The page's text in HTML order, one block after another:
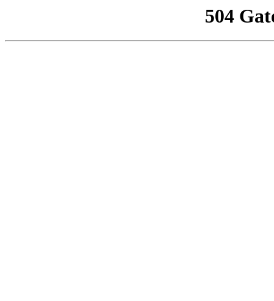
504